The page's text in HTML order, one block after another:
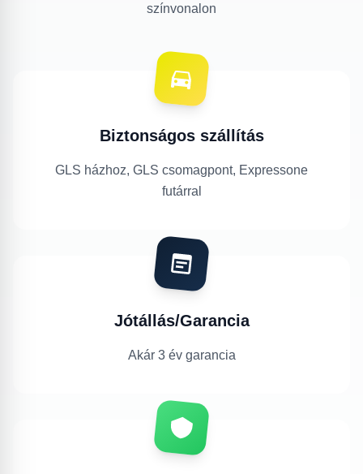
színvonalon
Biztonságos szállítás
GLS házhoz, GLS csomagpont, Expressone
futárral
Jótállás/Garancia
Akár 3 év garancia